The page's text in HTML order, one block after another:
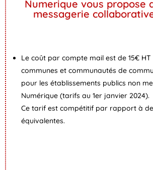
Numerique vous propose
messagerie
Le coût par compte mail est de 15€
communes et communautés de
pour les établissements publics non
Numérique (tarifs au 1er janvier 2024).
Ce tarif est compétitif par rapport à
équivalentes.